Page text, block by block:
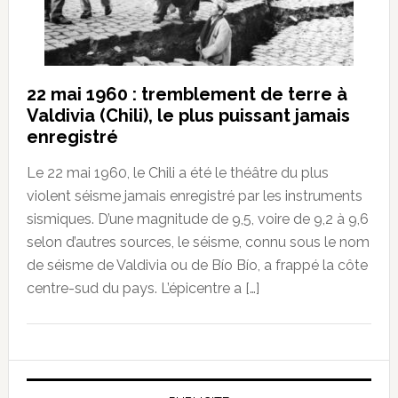
22 mai 1960 : tremblement de terre à
Valdivia (Chili), le plus puissant jamais
enregistré
Le 22 mai 1960, le Chili a été le théâtre du plus
violent séisme jamais enregistré par les instruments
sismiques. D’une magnitude de 9,5, voire de 9,2 à 9,6
selon d’autres sources, le séisme, connu sous le nom
de séisme de Valdivia ou de Bío Bío, a frappé la côte
centre-sud du pays. L’épicentre a […]